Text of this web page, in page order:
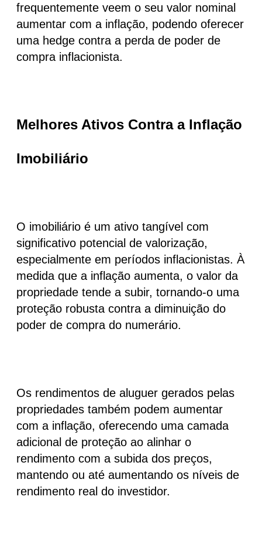
frequentemente veem o seu valor nominal
aumentar com a inflação, podendo oferecer
uma hedge contra a perda de poder de
compra inflacionista.
Melhores Ativos Contra a Inflação
Imobiliário
O imobiliário é um ativo tangível com
significativo potencial de valorização,
especialmente em períodos inflacionistas. À
medida que a inflação aumenta, o valor da
propriedade tende a subir, tornando-o uma
proteção robusta contra a diminuição do
poder de compra do numerário.
Os rendimentos de aluguer gerados pelas
propriedades também podem aumentar
com a inflação, oferecendo uma camada
adicional de proteção ao alinhar o
rendimento com a subida dos preços,
mantendo ou até aumentando os níveis de
rendimento real do investidor.